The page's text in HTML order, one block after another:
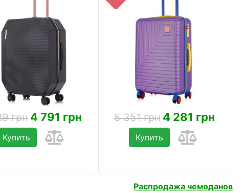
грн 4 791 грн
Купить
5 351 грн 4 281 грн
Купить
Распродажа чемоданов